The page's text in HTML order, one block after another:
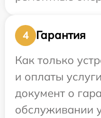
4
Гарантия
Как только
и оплаты
документ о
обслуживании